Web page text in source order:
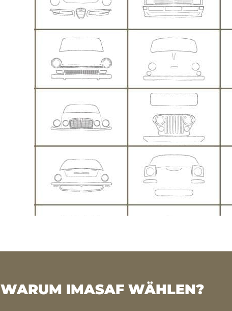
WARUM IMASAF WÄHLEN?